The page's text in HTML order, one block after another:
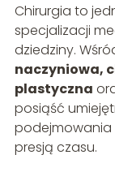
Chirurgia to
specjalizacji
dziedziny.
naczyniowa,
plastyczna
posiąść
podejmowania
presją czasu.